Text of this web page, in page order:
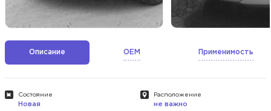
Описание OEM Применимость
Состояние
Новая
Расположение
не важно